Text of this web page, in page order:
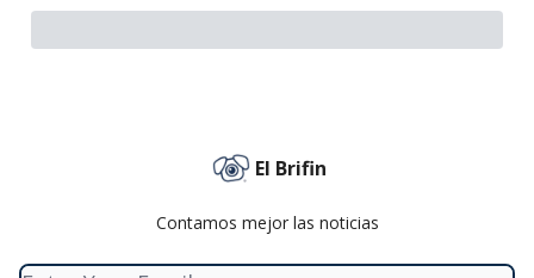
El Brifin
Contamos mejor las noticias